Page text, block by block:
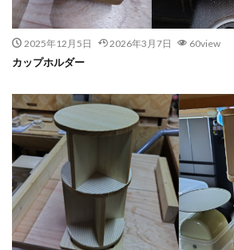
2025年12月5日 2026年3月7日 60view
カップホルダー